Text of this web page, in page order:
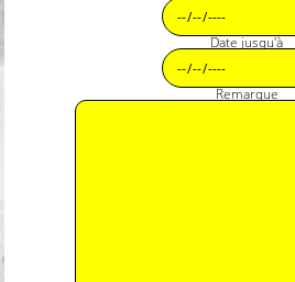
Date jusqu'à
Remarque